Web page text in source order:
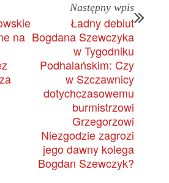
na
Następny wpis
Ładny debiut
Bogdana Szewczyka
w Tygodniku
Podhalańskim: Czy
w Szczawnicy
dotychczasowemu
burmistrzowi
Grzegorzowi
Niezgodzie zagrozi
jego dawny kolega
Bogdan Szewczyk?